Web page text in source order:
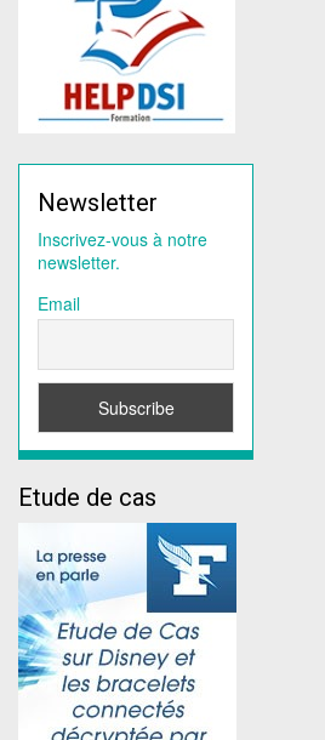
Newsletter
Inscrivez-vous à notre
newsletter.
Email
Etude de cas